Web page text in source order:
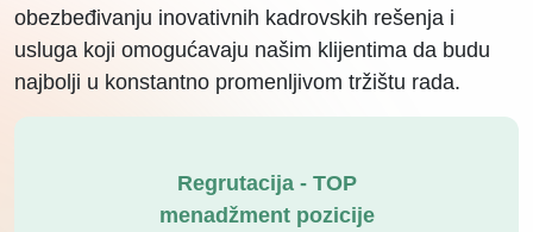
obezbeđivanju inovativnih kadrovskih rešenja i
usluga koji omogućavaju našim klijentima da budu
najbolji u konstantno promenljivom tržištu rada.
Regrutacija - TOP
menadžment pozicije